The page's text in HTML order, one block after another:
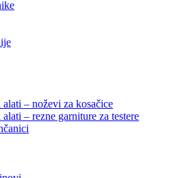
alati – noževi za kosačice
alati – rezne garniture za testere